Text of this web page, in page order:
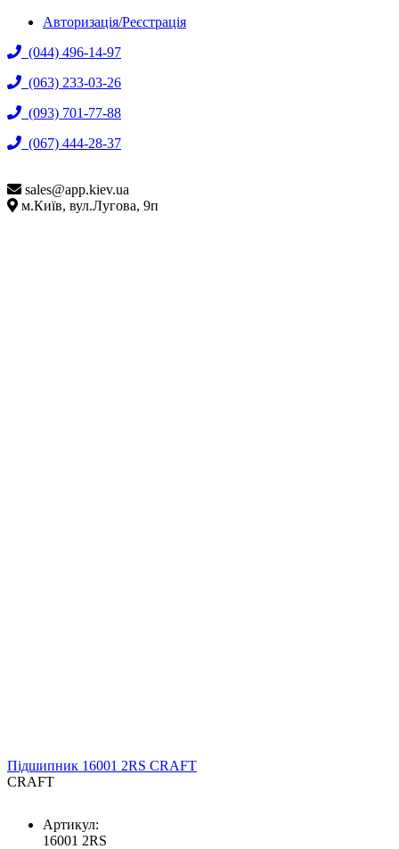
Авторизація/Реєстрація
(044) 496-14-97
(063) 233-03-26
(093) 701-77-88
(067) 444-28-37
sales@app.kiev.ua
м.Київ, вул.Лугова, 9п
Підшипник 16001 2RS CRAFT
CRAFT
Артикул:
16001 2RS